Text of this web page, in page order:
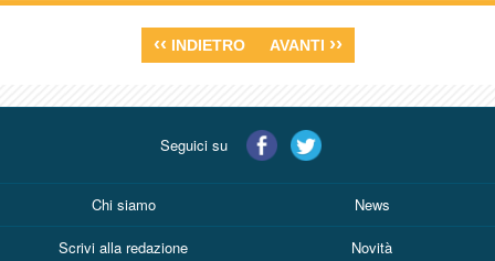
‹‹ INDIETRO AVANTI ››
Seguici su
Chi siamo News
Scrivi alla redazione Novità